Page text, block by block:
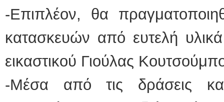
-Επιπλέον, θα
κατασκευών από ευτελή
εικαστικού Γιούλας
-Μέσα από τις δράσεις